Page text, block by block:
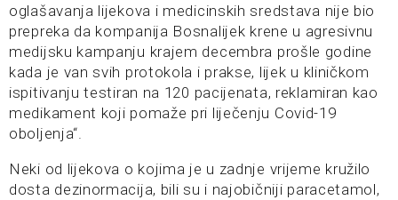
oglašavanja lijekova i medicinskih sredstava nije bio
prepreka da kompanija Bosnalijek krene u agresivnu
medijsku kampanju krajem decembra prošle godine
kada je van svih protokola i prakse, lijek u kliničkom
ispitivanju testiran na 120 pacijenata, reklamiran kao
medikament koji pomaže pri liječenju Covid-19
oboljenja“.
Neki od lijekova o kojima je u zadnje vrijeme kružilo
dosta dezinormacija, bili su i najobičniji paracetamol,